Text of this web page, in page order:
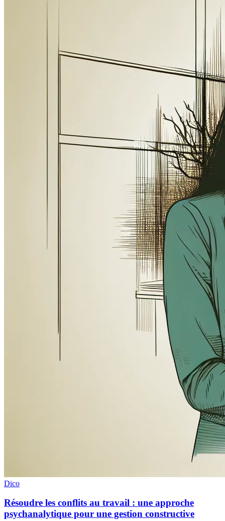
Dico
Résoudre les conflits au travail : une approche
psychanalytique pour une gestion constructive